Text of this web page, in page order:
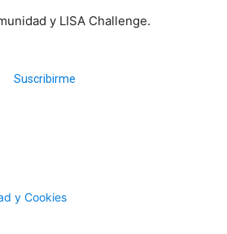
y LISA Challenge.
Suscribirme
y Cookies